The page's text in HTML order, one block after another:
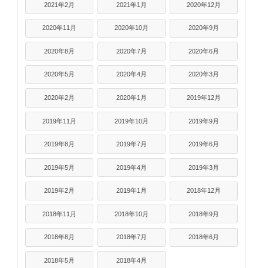
2021年2月 2021年1月 2020年12月
2020年11月 2020年10月 2020年9月
2020年8月 2020年7月 2020年6月
2020年5月 2020年4月 2020年3月
2020年2月 2020年1月 2019年12月
2019年11月 2019年10月 2019年9月
2019年8月 2019年7月 2019年6月
2019年5月 2019年4月 2019年3月
2019年2月 2019年1月 2018年12月
2018年11月 2018年10月 2018年9月
2018年8月 2018年7月 2018年6月
2018年5月 2018年4月